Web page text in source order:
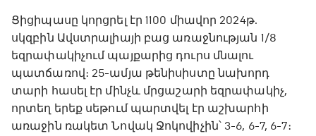
Ցիցիպասը կորցրել էր 1100 միավոր 2024թ.
սկզբին Ավստրալիայի բաց առաջնության 1/8
եզրափակիչում պայքարից դուրս մնալու
պատճառով։ 25-ամյա թենիսիստը նախորդ
տարի հասել էր մինչև մրցաշարի եզրափակիչ,
որտեղ երեք սեթում պարտվել էր աշխարհի
առաջին ռակետ Նովակ Ջոկովիչին՝ 3-6, 6-7, 6-7։